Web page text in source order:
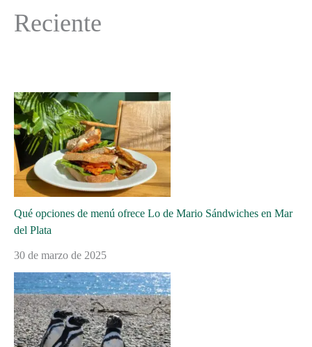
Reciente
Qué opciones de menú ofrece Lo de Mario Sándwiches en Mar
del Plata
30 de marzo de 2025